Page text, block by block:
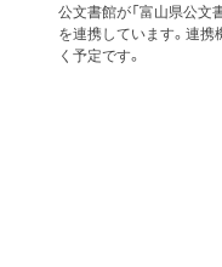
公文書館が「富山県公文
を連携しています。連携
く予定です。